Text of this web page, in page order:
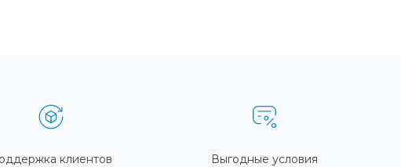
клиентов Выгодные условия